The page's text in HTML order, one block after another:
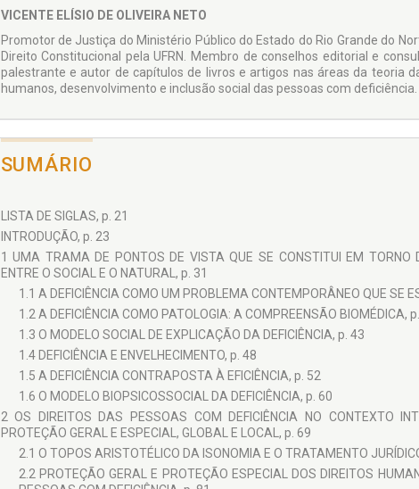
VICENTE ELÍSIO DE OLIVEIRA NETO
Promotor de Justiça do Ministério Público do Estado do Rio Grande do
Direito Constitucional pela UFRN. Membro de conselhos editorial e
palestrante e autor de capítulos de livros e artigos nas áreas da teoria
humanos, desenvolvimento e inclusão social das pessoas com deficiência.
SUMÁRIO
LISTA DE SIGLAS, p. 21
INTRODUÇÃO, p. 23
1 UMA TRAMA DE PONTOS DE VISTA QUE SE CONSTITUI EM TORNO
ENTRE O SOCIAL E O NATURAL, p. 31
1.1 A DEFICIÊNCIA COMO UM PROBLEMA CONTEMPORÂNEO QUE SE
1.2 A DEFICIÊNCIA COMO PATOLOGIA: A COMPREENSÃO BIOMÉDICA,
1.3 O MODELO SOCIAL DE EXPLICAÇÃO DA DEFICIÊNCIA, p. 43
1.4 DEFICIÊNCIA E ENVELHECIMENTO, p. 48
1.5 A DEFICIÊNCIA CONTRAPOSTA À EFICIÊNCIA, p. 52
1.6 O MODELO BIOPSICOSSOCIAL DA DEFICIÊNCIA, p. 60
2 OS DIREITOS DAS PESSOAS COM DEFICIÊNCIA NO CONTEXTO
PROTEÇÃO GERAL E ESPECIAL, GLOBAL E LOCAL, p. 69
2.1 O TOPOS ARISTOTÉLICO DA ISONOMIA E O TRATAMENTO
2.2 PROTEÇÃO GERAL E PROTEÇÃO ESPECIAL DOS DIREITOS